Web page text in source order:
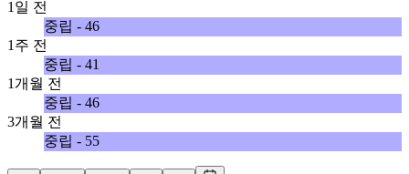
1일 전
중립 - 46
1주 전
중립 - 41
1개월 전
중립 - 46
3개월 전
중립 - 55